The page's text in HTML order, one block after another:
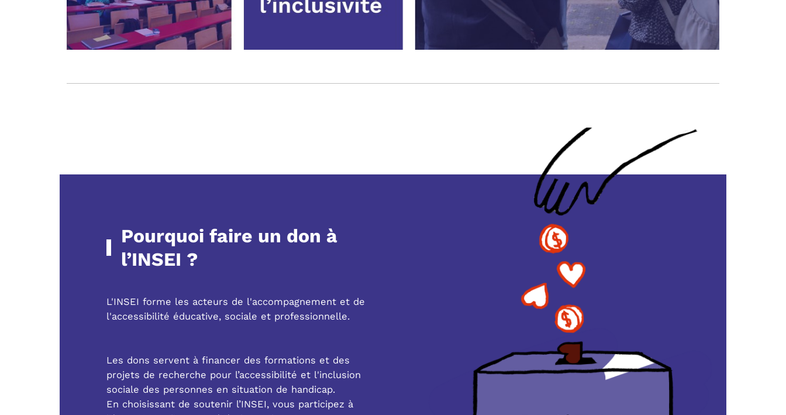
Pourquoi faire un don à
l’INSEI ?
L'INSEI forme les acteurs de l'accompagnement et de
l'accessibilité éducative, sociale et professionnelle.
Les dons servent à financer des formations et des
projets de recherche pour l’accessibilité et l'inclusion
sociale des personnes en situation de handicap.
En choisissant de soutenir l’INSEI, vous participez à